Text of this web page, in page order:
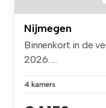
Nijmegen
Binnenkort in de
2026. ...
4 kamers